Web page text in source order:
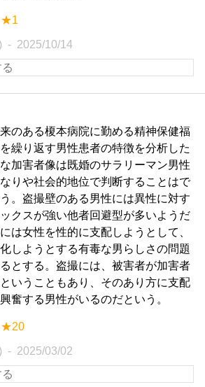
★1
2025/10/14
のある榎本病院に勤める精神保健福
繰り返す男性患者の特徴を分析した
加害者像は既婚のサラリーマン男性
りや社会的地位で判断することはで
。盗撮壁のある男性には異性に対す
クスが強い他者回避型が多いようだ
は女性を性的に支配しようとして、
しようとする有毒な男らしさの問題
とする。盗撮には、被害者が加害者
いうこともあり、そのあり方に支配
奮する男性がいるのだという。
★20
2025/03/02